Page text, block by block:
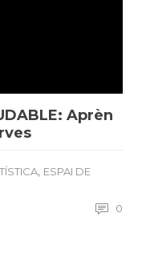
Aprèn
, ESPAI DE
0